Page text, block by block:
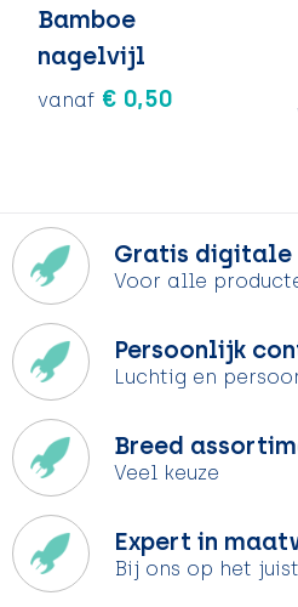
Bamboe
nagelvijl
vanaf € 0,50
Gratis digitale
Voor alle
Persoonlijk
Luchtig en
Breed
Veel keuze
Expert in
Bij ons op het